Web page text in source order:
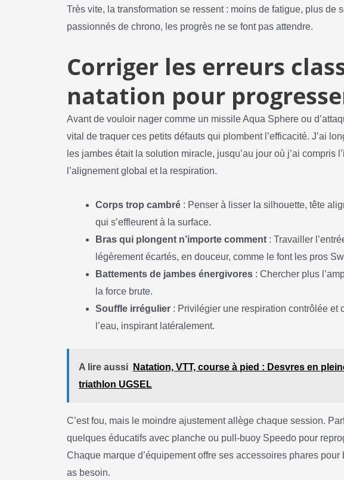
Très vite, la transformation se ressent : moins de fatigue, plus de
passionnés de chrono, les progrès ne se font pas attendre.
Corriger les erreurs
natation pour
Avant de vouloir nager comme un missile Aqua Sphere ou
vital de traquer ces petits défauts qui plombent l’efficacité. J’ai
les jambes était la solution miracle, jusqu’au jour où j’ai compris
l’alignement global et la respiration.
Corps trop cambré : Penser à lisser la silhouette, tête
qui s’effleurent à la surface.
Bras qui plongent n’importe comment : Travailler
légèrement écartés, en douceur, comme le font les pros
Battements de jambes énergivores : Chercher plus
la force brute.
Souffle irrégulier : Privilégier une respiration contrôlée et
l’eau, inspirant latéralement.
A lire aussi
Natation, VTT, course à pied : Desvres en
triathlon UGSEL
C’est fou, mais le moindre ajustement allège chaque session.
quelques éducatifs avec planche ou pull-buoy Speedo pour
Chaque marque d’équipement offre ses accessoires phares
as besoin.